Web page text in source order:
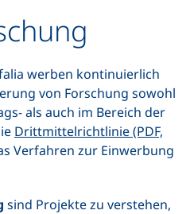
werben kontinuierlich
von Forschung sowohl
als auch im Bereich der
Drittmittelrichtlinie (PDF,
(nicht barrierefrei)
Verfahren zur Einwerbung
sind Projekte zu verstehen,